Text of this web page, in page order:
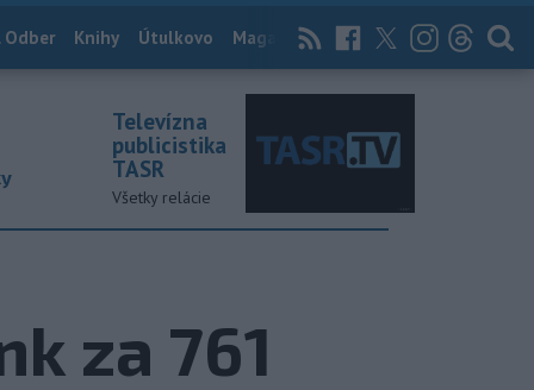
Odber Knihy Útulkovo Magazín News Now Archív
Televízna
publicistika
TASR
Všetky relácie
za 761